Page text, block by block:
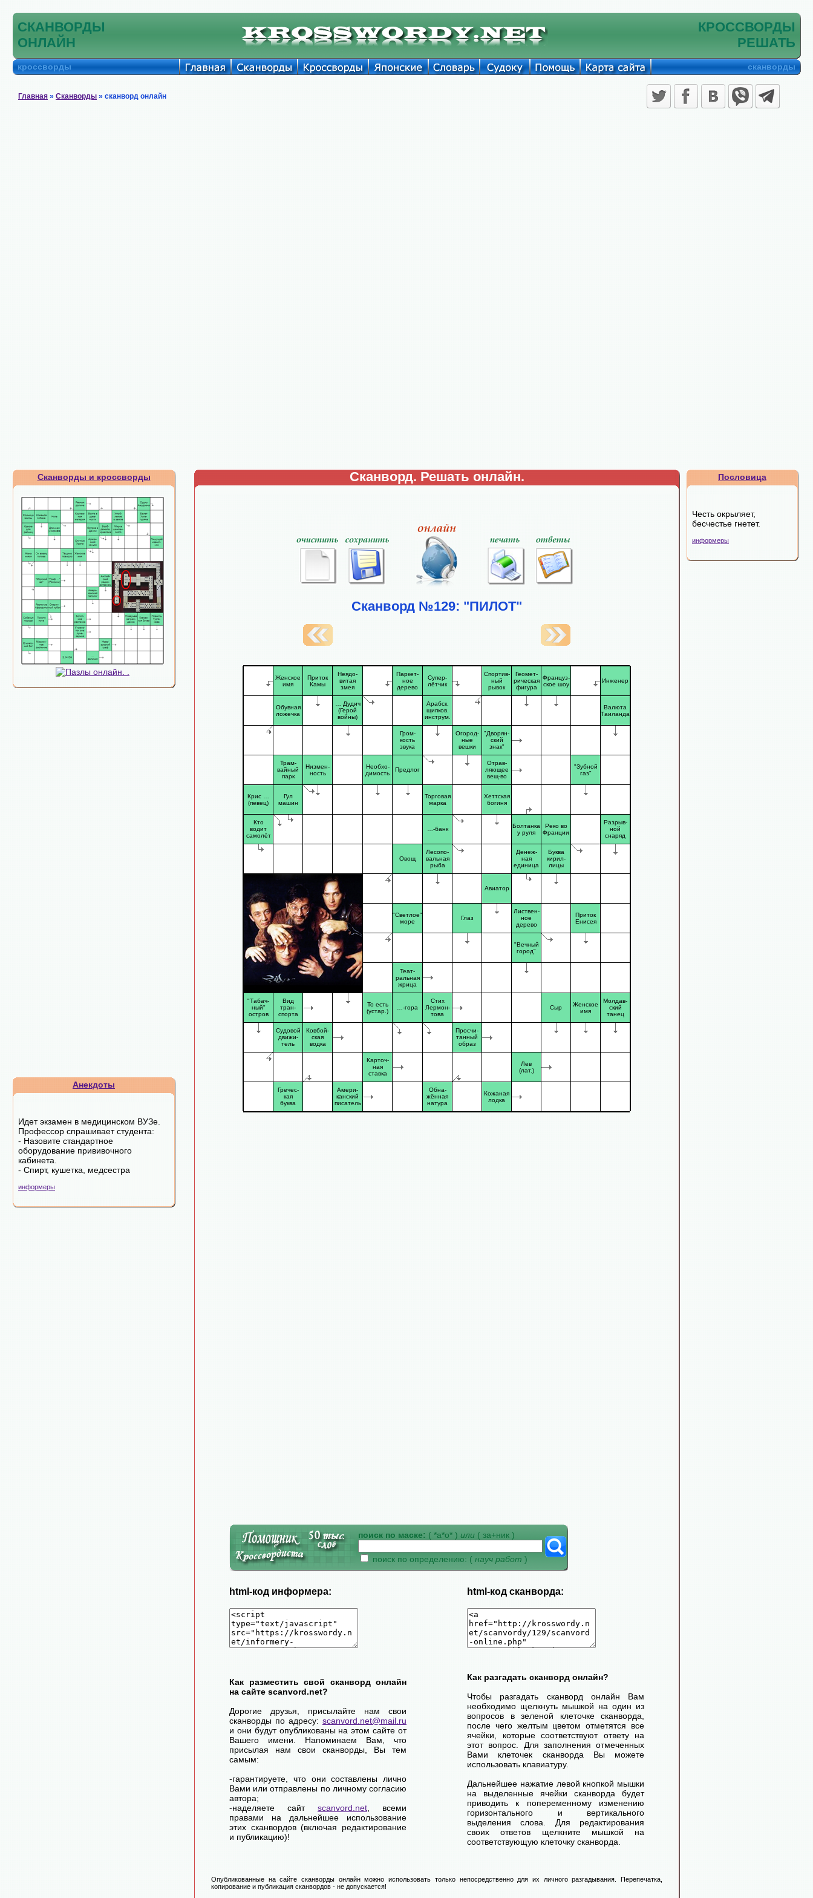
СКАНВОРДЫ
ОНЛАЙН
КРОССВОРДЫ
РЕШАТЬ
кроссворды сканворды
Главная » Сканворды » сканворд онлайн
Сканворды и кроссворды
Анекдоты
Идет экзамен в медицинском ВУЗе.
Профессор спрашивает студента:
- Назовите стандартное
оборудование прививочного
кабинета.
- Спирт, кушетка, медсестра
информеры
Сканворд. Решать онлайн.
Сканворд №129: "ПИЛОТ"
Женское
имя
Приток
Камы
Неядо-
витая
змея
Паркет-
ное
дерево
Супер-
лётчик
Спортив-
ный
рывок
Геомет-
рическая
фигура
Француз-
ское шоу
Инженер
Обувная
ложечка
… Дудич
(Герой
войны)
Арабск.
щипков.
инструм.
Валюта
Таиланда
Гром-
кость
звука
Огород-
ные
вешки
"Дворян-
ский
знак"
Трам-
вайный
парк
Низмен-
ность
Необхо-
димость
Предлог
Отрав-
ляющее
вещ-во
"Зубной
газ"
Крис …
(певец)
Гул
машин
Торговая
марка
Хеттская
богиня
Кто
водит
самолёт
…-банк
Болтанка
у руля
Реко во
Франции
Разрыв-
ной
снаряд
Овощ
Лесопо-
вальная
рыба
Денеж-
ная
единица
Буква
кирил-
лицы
Авиатор
"Светлое"
море
Глаз
Листвен-
ное
дерево
Приток
Енисея
"Вечный
город"
Теат-
ральная
жрица
"Табач-
ный"
остров
Вид
тран-
спорта
То есть
(устар.)
…-гора
Стих
Лермон-
това
Сыр
Женское
имя
Молдав-
ский
танец
Судовой
движи-
тель
Ковбой-
ская
водка
Просчи-
танный
образ
Карточ-
ная
ставка
Лев
(лат.)
Гречес-
кая
буква
Амери-
канский
писатель
Обна-
жённая
натура
Кожаная
лодка
поиск по маске: ( *а*о* ) или ( за+ник )
поиск по определению: ( науч работ )
html-код информера: html-код сканворда:
Как разместить свой сканворд онлайн
на сайте scanvord.net?
Дорогие друзья, присылайте нам свои
сканворды по адресу: scanvord.net@mail.ru
и они будут опубликованы на этом сайте от
Вашего имени. Напоминаем Вам, что
присылая нам свои сканворды, Вы тем
самым:
-гарантируете, что они составлены лично
Вами или отправлены по личному согласию
автора;
-наделяете сайт scanvord.net , всеми
правами на дальнейшее использование
этих сканвордов (включая редактирование
и публикацию)!
Как разгадать сканворд онлайн?
Чтобы разгадать сканворд онлайн Вам
необходимо щелкнуть мышкой на один из
вопросов в зеленой клеточке сканворда,
после чего желтым цветом отметятся все
ячейки, которые соответствуют ответу на
этот вопрос. Для заполнения отмеченных
Вами клеточек сканворда Вы можете
использовать клавиатуру.
Дальнейшее нажатие левой кнопкой мышки
на выделенные ячейки сканворда будет
приводить к попеременному изменению
горизонтального и вертикального
выделения слова. Для редактирования
своих ответов щелкните мышкой на
соответствующую клеточку сканворда.
Опубликованные на сайте сканворды онлайн можно использовать только непосредственно для их личного разгадывания. Перепечатка,
копирование и публикация сканвордов - не допускается!
Пословица
Честь окрыляет,
бесчестье гнетет.
информеры